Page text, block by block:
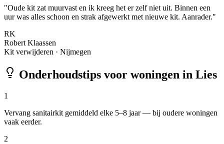
"Oude kit zat muurvast en ik kreeg het er zelf niet uit. Binnen een
uur was alles schoon en strak afgewerkt met nieuwe kit. Aanrader."
RK
Robert Klaassen
Kit verwijderen · Nijmegen
Onderhoudstips voor woningen in Lies
1
Vervang sanitairkit gemiddeld elke 5–8 jaar — bij oudere woningen
vaak eerder.
2